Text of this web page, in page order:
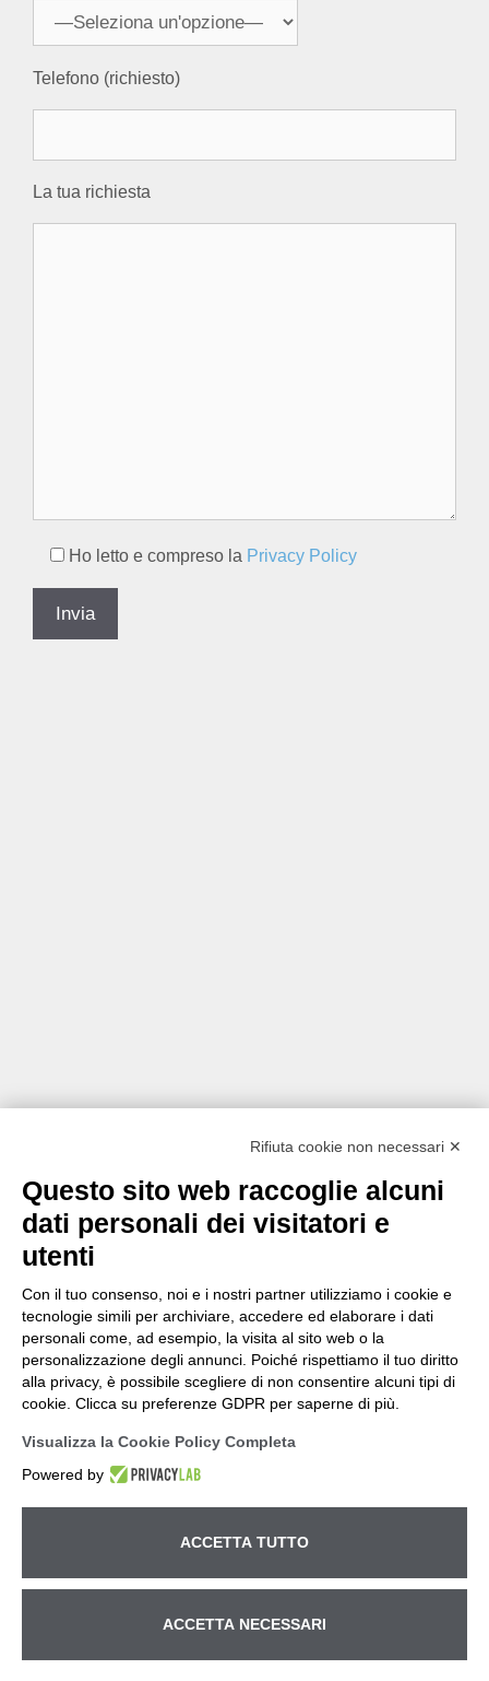
Telefono (richiesto)
La tua richiesta
Ho letto e compreso la Privacy Policy
Betto Macchine S.r.l. – Ufficio e Magazzino Via Pitagora, 14
+39 049.632351 – e-mail:info@bettomacchine.it| partita
Rifiuta cookie non necessari ✕
Questo sito web raccoglie alcuni
dati personali dei visitatori e
utenti
Con il tuo consenso, noi e i nostri partner utilizziamo i cookie e
tecnologie simili per archiviare, accedere ed elaborare i dati
personali come, ad esempio, la visita al sito web o la
personalizzazione degli annunci. Poiché rispettiamo il tuo diritto
alla privacy, è possibile scegliere di non consentire alcuni tipi di
cookie. Clicca su preferenze GDPR per saperne di più.
Visualizza la Cookie Policy Completa
Powered by
ACCETTA TUTTO
ACCETTA NECESSARI